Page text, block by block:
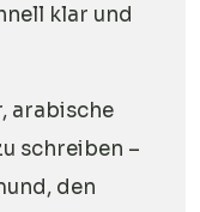
klar und
arabische
schreiben –
den